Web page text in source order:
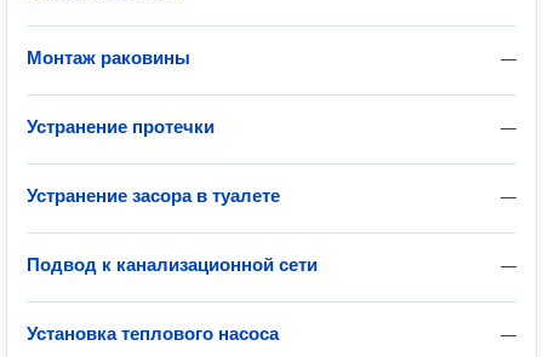
—
Монтаж раковины
—
Устранение протечки
—
Устранение засора в туалете
—
Подвод к канализационной сети
—
Установка теплового насоса